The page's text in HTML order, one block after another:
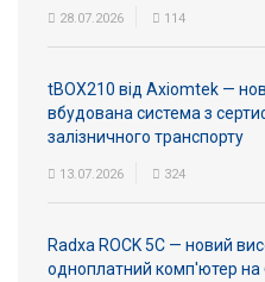
28.07.2026 114
tBOX210 від Axiomtek —
вбудована система з
залізничного транспорту
13.07.2026 324
Radxa ROCK 5C — новий
одноплатний комп'ютер на